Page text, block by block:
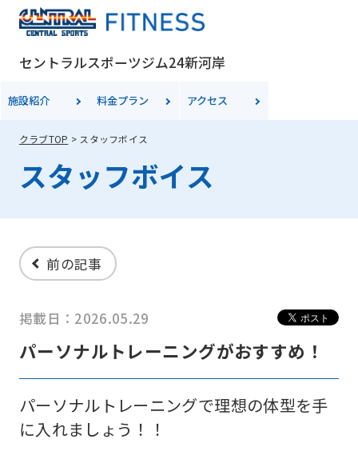
セントラルスポーツジム24新河岸
施設紹介 料金プラン アクセス
クラブTOP スタッフボイス
スタッフボイス
前の記事
掲載日：2026.05.29
パーソナルトレーニングがおすすめ！
パーソナルトレーニングで理想の体型を手
に入れましょう！！